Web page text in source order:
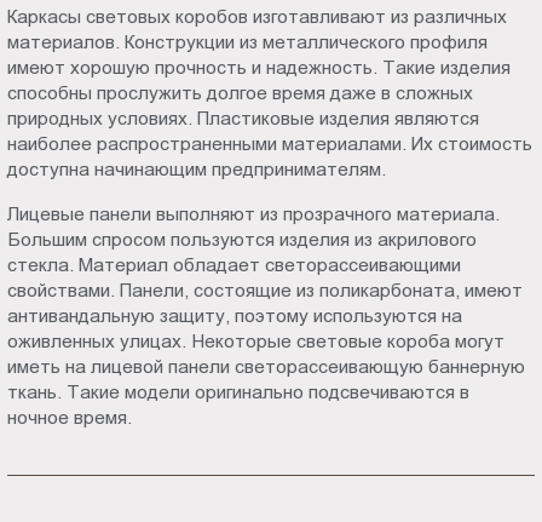
Каркасы световых коробов изготавливают из различных
материалов. Конструкции из металлического профиля
имеют хорошую прочность и надежность. Такие изделия
способны прослужить долгое время даже в сложных
природных условиях. Пластиковые изделия являются
наиболее распространенными материалами. Их стоимость
доступна начинающим предпринимателям.
Лицевые панели выполняют из прозрачного материала.
Большим спросом пользуются изделия из акрилового
стекла. Материал обладает светорассеивающими
свойствами. Панели, состоящие из поликарбоната, имеют
антивандальную защиту, поэтому используются на
оживленных улицах. Некоторые световые короба могут
иметь на лицевой панели светорассеивающую баннерную
ткань. Такие модели оригинально подсвечиваются в
ночное время.